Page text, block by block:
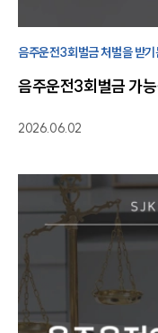
음주운전3회벌금 처벌을 받
필요합니다
음주운전3회벌금 가
2026.06.02